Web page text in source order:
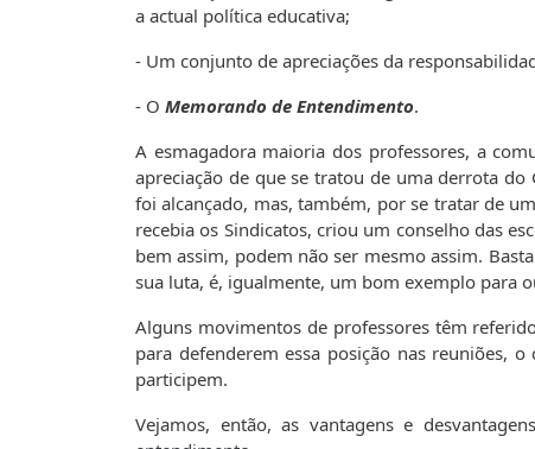
a actual política educativa;
- Um conjunto de apreciações da
- O Memorando de Entendimento.
A esmagadora maioria dos professores, a
apreciação de que se tratou de uma derrota
foi alcançado, mas, também, por se tratar de
recebia os Sindicatos, criou um conselho das
bem assim, podem não ser mesmo assim.
sua luta, é, igualmente, um bom exemplo para
Alguns movimentos de professores têm
para defenderem essa posição nas reuniões,
participem.
Vejamos, então, as vantagens e